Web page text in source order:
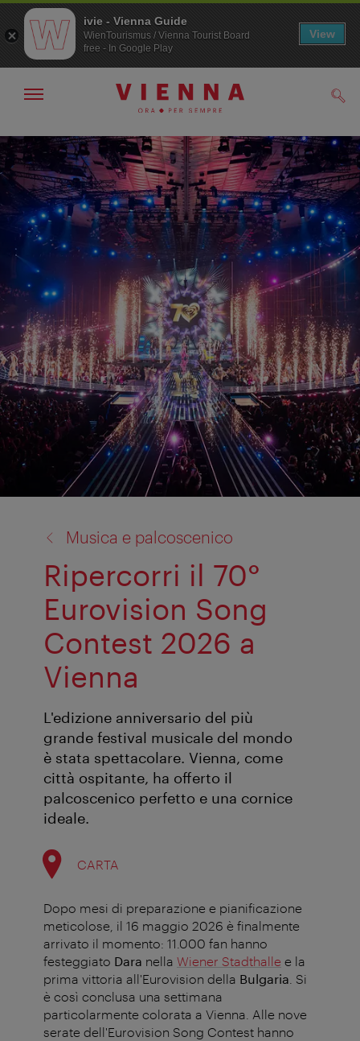
Alla
navigazione
Al
contenuto
Mostra/nascondi
Musica e palcoscenico
Ripercorri il 70°
Eurovision Song
Contest 2026 a
Vienna
L'edizione anniversario del più
grande festival musicale del mondo
è stata spettacolare. Vienna, come
città ospitante, ha offerto il
palcoscenico perfetto e una cornice
ideale.
CARTA
Dopo mesi di preparazione e pianificazione
meticolose, il 16 maggio 2026 è finalmente
arrivato il momento: 11.000 fan hanno
festeggiato Dara nella Wiener Stadthalle e la
prima vittoria all'Eurovision della Bulgaria . Si
è così conclusa una settimana
particolarmente colorata a Vienna. Alle nove
serate dell'Eurovision Song Contest hanno
ivie - Vienna Guide
WienTourismus / Vienna Tourist Board
free - In Google Play
View